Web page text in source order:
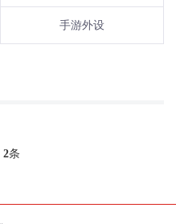
手游外设
2条